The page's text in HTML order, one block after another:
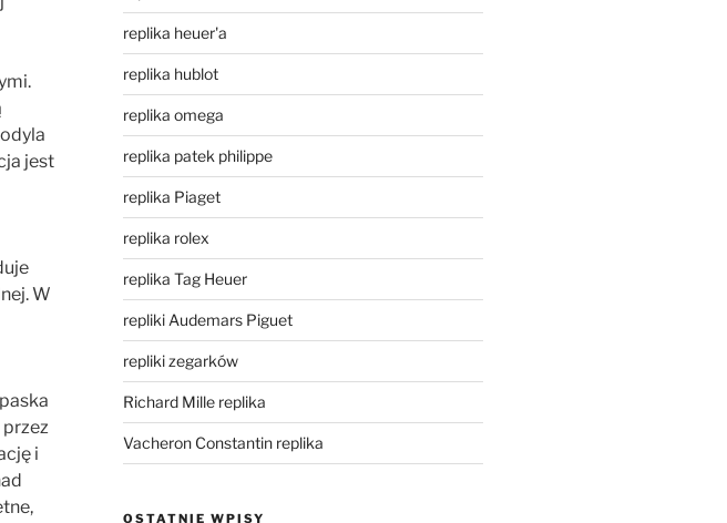
jest
W
i
replika heuer'a
replika hublot
replika omega
replika patek philippe
replika Piaget
replika rolex
replika Tag Heuer
repliki Audemars Piguet
repliki zegarków
Richard Mille replika
Vacheron Constantin replika
OSTATNIE WPISY